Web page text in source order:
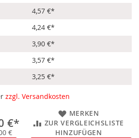
4,57 €*
4,24 €*
3,90 €*
3,57 €*
3,25 €*
zzgl. Versandkosten
€*
€
MERKEN
ZUR VERGLEICHSLISTE
HINZUFÜGEN